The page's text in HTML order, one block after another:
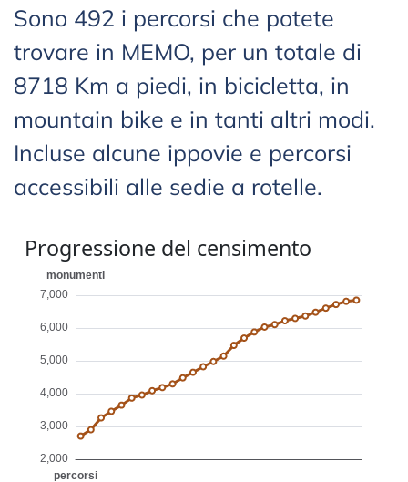
Sono 492 i percorsi che potete
trovare in MEMO, per un totale di
8718 Km a piedi, in bicicletta, in
mountain bike e in tanti altri modi.
Incluse alcune ippovie e percorsi
accessibili alle sedie a rotelle.